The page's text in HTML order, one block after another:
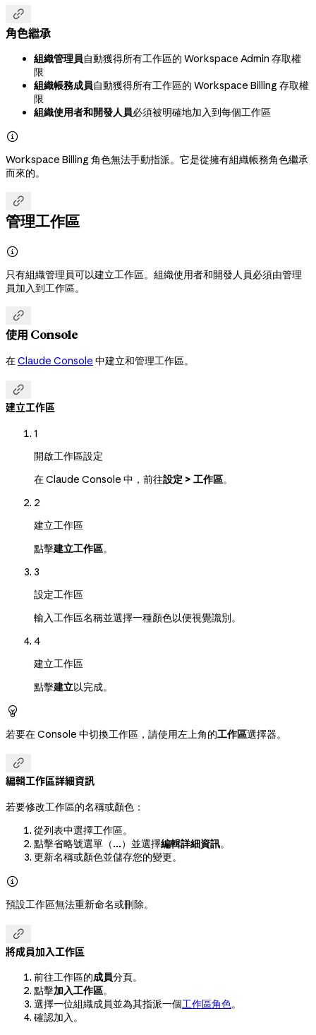

角色繼承
組織管理員自動獲得所有工作區的 Workspace Admin 存取權
限
組織帳務成員自動獲得所有工作區的 Workspace Billing 存取權
限
組織使用者和開發人員必須被明確地加入到每個工作區

Workspace Billing 角色無法手動指派。它是從擁有組織帳務角色繼承
而來的。

管理工作區

只有組織管理員可以建立工作區。組織使用者和開發人員必須由管理
員加入到工作區。

使用 Console
在Claude Console 中建立和管理工作區。

建立工作區
1
開啟工作區設定
在 Claude Console 中，前往設定 > 工作區。
2
建立工作區
點擊建立工作區。
3
設定工作區
輸入工作區名稱並選擇一種顏色以便視覺識別。
4
建立工作區
點擊建立以完成。

若要在 Console 中切換工作區，請使用左上角的工作區選擇器。

編輯工作區詳細資訊
若要修改工作區的名稱或顏色：
從列表中選擇工作區。
點擊省略號選單（...）並選擇編輯詳細資訊。
更新名稱或顏色並儲存您的變更。

預設工作區無法重新命名或刪除。

將成員加入工作區
前往工作區的成員分頁。
點擊加入工作區。
選擇一位組織成員並為其指派一個工作區角色。
確認加入。